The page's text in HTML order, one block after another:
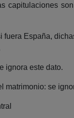
capitulaciones
España,
ignora este dato.
matrimonio: se